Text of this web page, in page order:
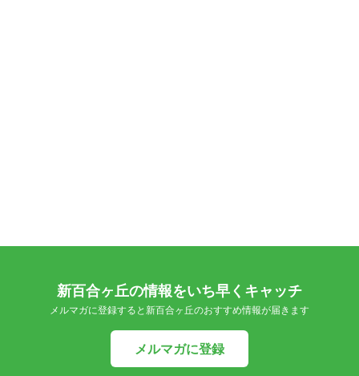
新百合ヶ丘の情報をいち早くキャッチ
メルマガに登録すると新百合ヶ丘のおすすめ情報が届きます
メルマガに登録